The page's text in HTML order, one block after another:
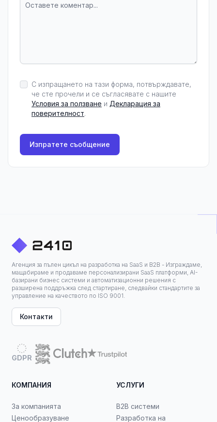
С изпращането на тази форма, потвърждавате,
че сте прочели и се съгласявате с нашите
Условия за ползване и Декларация за
поверителност.
Изпратете съобщение
Агенция за пълен цикъл на разработка на SaaS и B2B - Изграждаме,
мащабираме и продаваме персонализирани SaaS платформи, AI-
базирани бизнес системи и автоматизационни решения с
разширена поддръжка след стартиране, следвайки стандартите за
управление на качеството по ISO 9001.
Контакти
GDPR
КОМПАНИЯ
За компанията
Ценообразуване
УСЛУГИ
B2B системи
Разработка на